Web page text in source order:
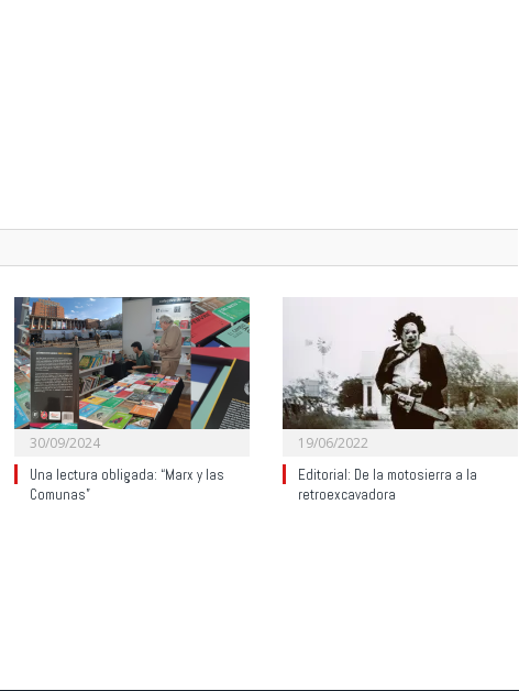
30/09/2024
Una lectura obligada: “Marx y las
Comunas”
19/06/2022
Editorial: De la motosierra a la
retroexcavadora